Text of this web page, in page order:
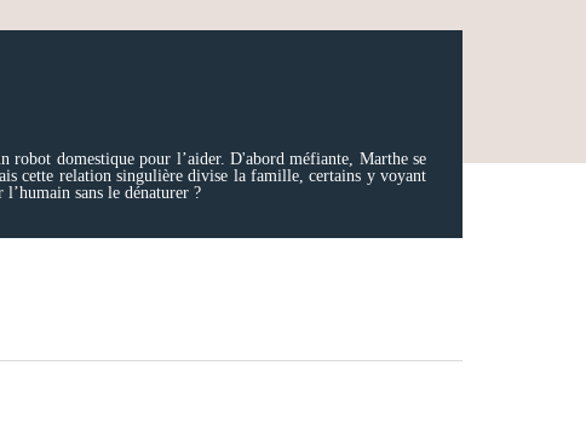
robot domestique pour l’aider. D'abord méfiante, Marthe se
cette relation singulière divise la famille, certains y voyant
sans le dénaturer ?